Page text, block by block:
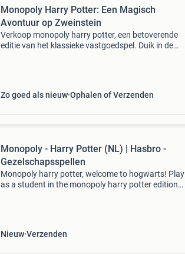
Monopoly Harry Potter: Een Magisch
Avontuur op Zweinstein
Verkoop monopoly harry potter, een betoverende
editie van het klassieke vastgoedspel. Duik in de
Zo goed als nieuw Ophalen of Verzenden
Monopoly - Harry Potter (NL) | Hasbro -
Gezelschapsspellen
Monopoly harry potter, welcome to hogwarts! Play
as a student in the monopoly harry potter edition
Nieuw Verzenden